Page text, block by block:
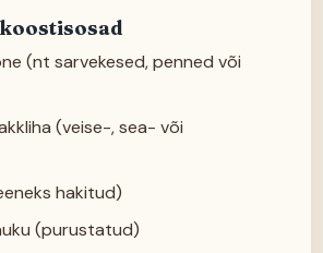
(nt sarvekesed, penned või
(veise-, sea- või
hakitud)
(purustatud)